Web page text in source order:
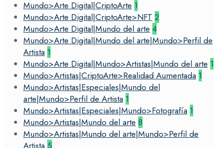
Mundo>Arte Digital|CriptoArte 1
Mundo>Arte Digital|CriptoArte>NFT 2
Mundo>Arte Digital|Mundo del arte 4
Mundo>Arte Digital|Mundo del arte|Mundo>Perfil de
Artista 1
Mundo>Arte Digital|Mundo>Artistas|Mundo del arte 1
Mundo>Artistas|CriptoArte>Realidad Aumentada 1
Mundo>Artistas|Especiales|Mundo del
arte|Mundo>Perfil de Artista 1
Mundo>Artistas|Especiales|Mundo>Fotografía 1
Mundo>Artistas|Mundo del arte 8
Mundo>Artistas|Mundo del arte|Mundo>Perfil de
Artista 5